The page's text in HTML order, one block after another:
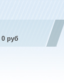
0 руб